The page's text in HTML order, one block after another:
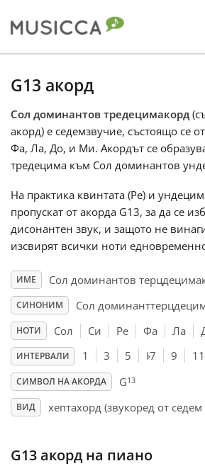
Български
Dansk
Deutsch
Español
Français
한국어
G13 акорд
Сол доминантов тредецимакорд
акорд) е седемзвучие, състоящо се
Фа, Ла, До, и Ми. Акордът се
тредецима към Сол доминантов
На практика квинтата (Ре) и
пропускат от акорда G13, за да се
дисонантен звук, и защото не
изсвирят всички ноти
ИМЕ Сол доминантов
СИНОНИМ Сол
НОТИ Сол Си Ре Фа Ла
ИНТЕРВАЛИ 1 3 5 ♭7 9 11
СИМВОЛ НА АКОРДА G13
ВИД хептахорд (звукоред от седем
G13 акорд на пиано